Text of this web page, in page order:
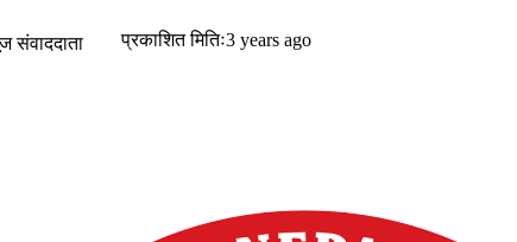
संवाददाता प्रकाशित मितिः3 years ago